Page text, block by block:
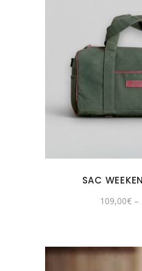
SAC
109,00€ –